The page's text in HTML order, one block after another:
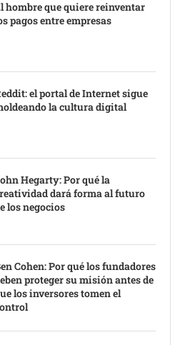
hombre que quiere reinventar
pagos entre empresas
el portal de Internet sigue
la cultura digital
Hegarty: Por qué la
dará forma al futuro
los negocios
Cohen: Por qué los fundadores
proteger su misión antes de
los inversores tomen el